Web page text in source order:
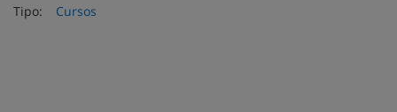
Tipo:
Cursos